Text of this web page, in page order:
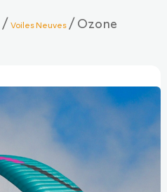
/Voiles Neuves/ Ozone